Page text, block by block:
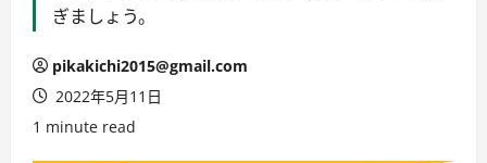
ぎましょう。
pikakichi2015@gmail.com
2022年5月11日
1 minute read